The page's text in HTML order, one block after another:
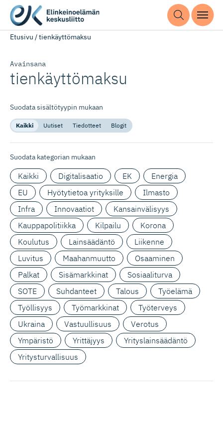
Etusivu /tienkäyttömaksu
Avainsana
tienkäyttömaksu
Suodata sisältötyypin mukaan
Kaikki Uutiset Tiedotteet Blogit
Suodata kategorian mukaan
Kaikki Digitalisaatio EK
Energia
EU
Hyötytietoa yrityksille
Ilmasto
Infra
Innovaatiot
Kansainvälisyys
Kauppapolitiikka
Kilpailu
Korona
Koulutus
Lainsäädäntö
Liikenne
Luvitus
Maahanmuutto
Osaaminen
Palkat
Sisämarkkinat
Sosiaaliturva
SOTE
Suhdanteet Talous
Työelämä
Työllisyys
Työmarkkinat
Työterveys
Ukraina
Vastuullisuus
Verotus
Ympäristö
Yrittäjyys
Yrityslainsäädäntö
Yritysturvallisuus